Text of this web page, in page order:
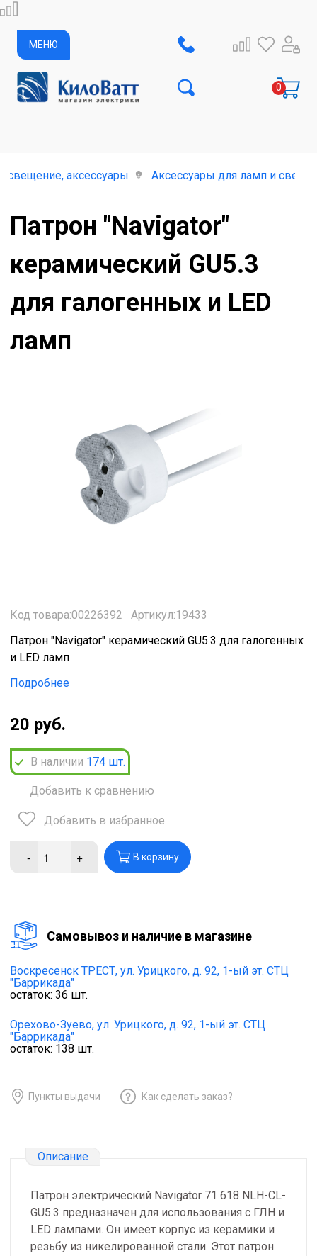
МЕНЮ
аксессуары Аксессуары для ламп и
Патрон "Navigator"
керамический GU5.3
для галогенных и LED
ламп
Код товара:00226392
Артикул:19433
Патрон "Navigator" керамический GU5.3 для галогенных
и LED ламп
Подробнее
20 руб.
В наличии 174 шт.
Добавить к сравнению
Добавить в избранное
- + В корзину
Cамовывоз и наличие в магазине
Воскресенск ТРЕСТ, ул. Урицкого, д. 92, 1-ый эт. СТЦ
"Баррикада"
остаток: 36 шт.
Орехово-Зуево, ул. Урицкого, д. 92, 1-ый эт. СТЦ
"Баррикада"
остаток: 138 шт.
Пункты выдачи Как сделать заказ?
Описание
Патрон электрический Navigator 71 618 NLH-CL-
GU5.3 предназначен для использования с ГЛН и
LED лампами. Он имеет корпус из керамики и
резьбу из никелированной стали. Этот патрон